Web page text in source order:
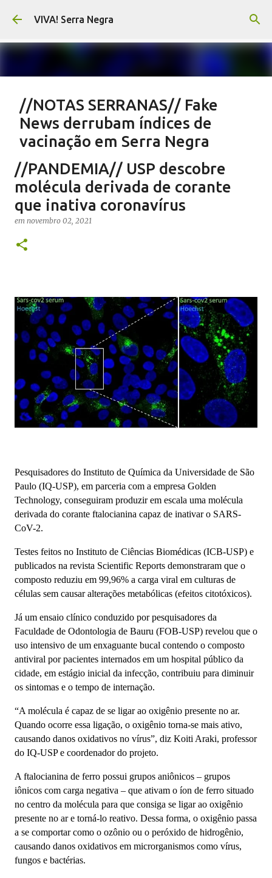
Pular para o conteúdo principal
VIVA! Serra Negra
//NOTAS SERRANAS// Fake
News derrubam índices de
vacinação em Serra Negra
SALETE SILVA SAÚDE SERRA NEGRA VACINAÇÃO SERRA NEGRA
VIVA! SERRA NEGRA NO AR
0
//PANDEMIA// USP descobre
molécula derivada de corante
que inativa coronavírus
em novembro 02, 2021
Pesquisadores do Instituto de Química da Universidade de São
Paulo (IQ-USP), em parceria com a empresa Golden
Technology, conseguiram produzir em escala uma molécula
derivada do corante ftalocianina capaz de inativar o SARS-
CoV-2.
Testes feitos no Instituto de Ciências Biomédicas (ICB-USP) e
publicados na revista Scientific Reports demonstraram que o
composto reduziu em 99,96% a carga viral em culturas de
células sem causar alterações metabólicas (efeitos citotóxicos).
Já um ensaio clínico conduzido por pesquisadores da
Faculdade de Odontologia de Bauru (FOB-USP) revelou que o
uso intensivo de um enxaguante bucal contendo o composto
antiviral por pacientes internados em um hospital público da
cidade, em estágio inicial da infecção, contribuiu para diminuir
os sintomas e o tempo de internação.
“A molécula é capaz de se ligar ao oxigênio presente no ar.
Quando ocorre essa ligação, o oxigênio torna-se mais ativo,
causando danos oxidativos no vírus”, diz Koiti Araki, professor
do IQ-USP e coordenador do projeto.
A ftalocianina de ferro possui grupos aniônicos – grupos
iônicos com carga negativa – que ativam o íon de ferro situado
no centro da molécula para que consiga se ligar ao oxigênio
presente no ar e torná-lo reativo. Dessa forma, o oxigênio passa
a se comportar como o ozônio ou o peróxido de hidrogênio,
causando danos oxidativos em microrganismos como vírus,
fungos e bactérias.